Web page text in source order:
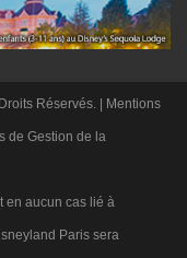
Réservés. | Mentions
de Gestion de la
en aucun cas lié à
Paris sera